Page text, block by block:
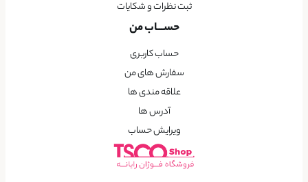
ثبت نظرات و شکایات
حســـاب من
حساب کاربری
سفارش های من
علاقه مندی ها
آدرس ها
ویرایش حساب